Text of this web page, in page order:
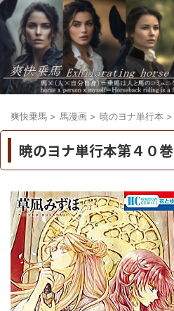
爽快乗馬 > 馬漫画 > 暁のヨナ単行本 >
暁のヨナ単行本第４０巻